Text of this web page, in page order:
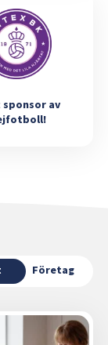
av
Företag